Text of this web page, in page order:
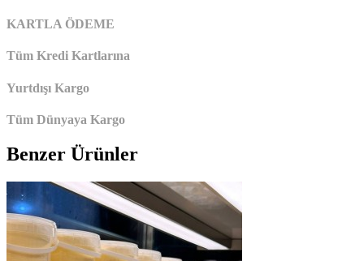
KARTLA ÖDEME
Tüm Kredi Kartlarına
Yurtdışı Kargo
Tüm Dünyaya Kargo
Benzer Ürünler